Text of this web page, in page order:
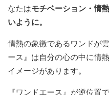
なたはモチベーション・情
いように。
情熱の象徴であるワンドが
ース』は自分の心の中に情
イメージがあります。
『ワンドエース』が逆位置